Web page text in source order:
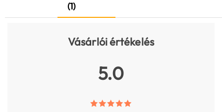
(1)
Vásárlói értékelés
5.0